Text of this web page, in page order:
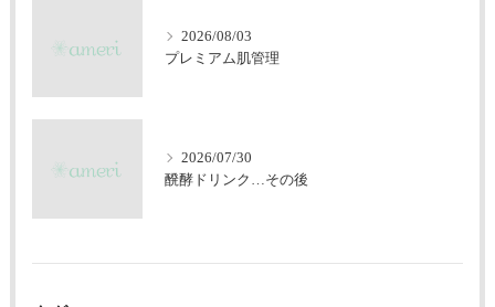
2026/08/03
プレミアム肌管理
2026/07/30
醗酵ドリンク…その後